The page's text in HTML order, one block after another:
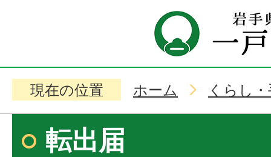
現在の位置 ホーム くらし
転出届